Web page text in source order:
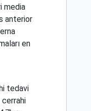
media
anterior
en
tedavi
cerrahi